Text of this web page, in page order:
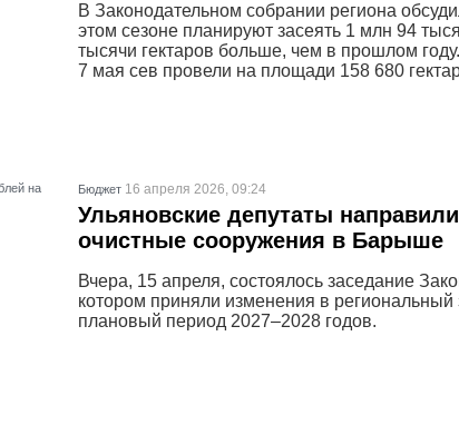
В Законодательном собрании региона
этом сезоне планируют засеять 1 млн 94
тысячи гектаров больше, чем в прошлом
7 мая сев провели на площади 158 680
Бюджет 16 апреля 2026, 09:24
Ульяновские депутаты
очистные сооружения в Барыше
Вчера, 15 апреля, состоялось заседание
котором приняли изменения в
плановый период 2027–2028 годов.